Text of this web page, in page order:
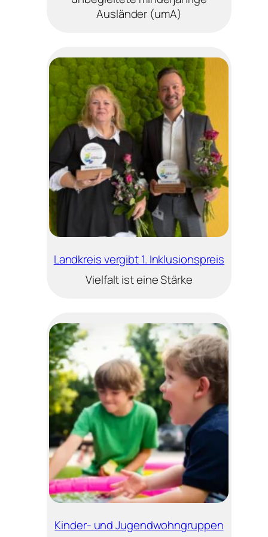
Ausländer (umA)
Landkreis vergibt 1. Inklusionspreis
Vielfalt ist eine Stärke
Kinder- und Jugendwohngruppen